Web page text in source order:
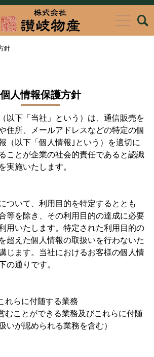
針
個人情報保護方針
以下「当社」という）は、通信販売を
住所、メールアドレスなどの特定の個
（以下「個人情報｣という）を適切に
ことが企業の社会的責任であると認識
実施いたします。
ついて、利用目的を特定するととも
等を除き、その利用目的の達成に必要
用いたします。特定された利用目的の
超えた個人情報の取扱いを行わないた
じます。当社におけるお客様の個人情
の通りです。
れらに付随する業務
ことができる業務及びこれらに付随
いが認められる業務を含む）